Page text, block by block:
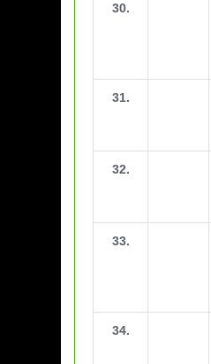
30.
31.
32.
33.
34.